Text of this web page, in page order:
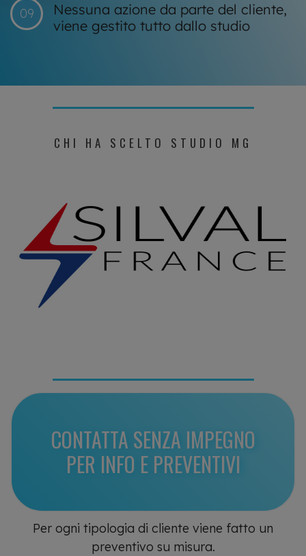
09
Nessuna azione da parte del cliente,
viene gestito tutto dallo studio
CHI HA SCELTO STUDIO MG
CONTATTA SENZA IMPEGNO
PER INFO E PREVENTIVI
Per ogni tipologia di cliente viene fatto un
preventivo su misura.